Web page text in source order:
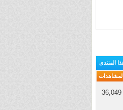
المنتدى
المشاهدات
36,049